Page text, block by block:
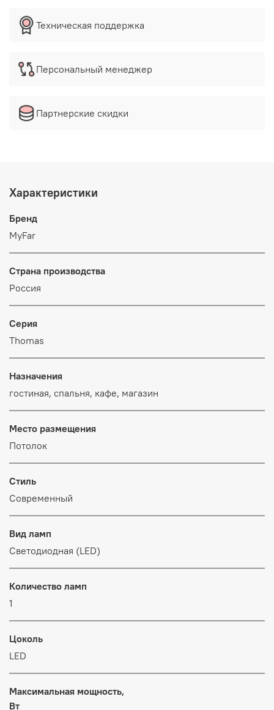
Техническая поддержка
Персональный менеджер
Партнерские скидки
Характеристики
Бренд
MyFar
Страна производства
Россия
Серия
Thomas
Назначения
гостиная, спальня, кафе, магазин
Место размещения
Потолок
Стиль
Современный
Вид ламп
Светодиодная (LED)
Количество ламп
1
Цоколь
LED
Максимальная мощность,
Вт